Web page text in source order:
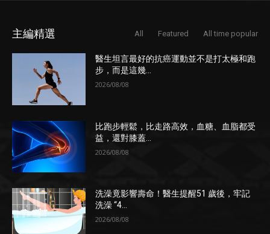
主編精選 All Featured All time popular
醫生坦言最好的抗癌運動並不是打太極和跑
步，而是這幾...
2026/08/08
比跑步輕鬆，比走路高效，血糖、血脂都受
益，還對膝蓋...
2026/08/08
洗澡竟影響壽命！醫生提醒51 歲後，牢記
洗澡 “4...
2026/08/08